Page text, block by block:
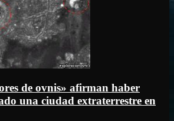
de ovnis» afirman haber
una ciudad extraterrestre en